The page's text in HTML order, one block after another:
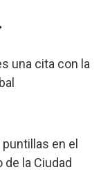
una cita con la
puntillas en el
de la Ciudad